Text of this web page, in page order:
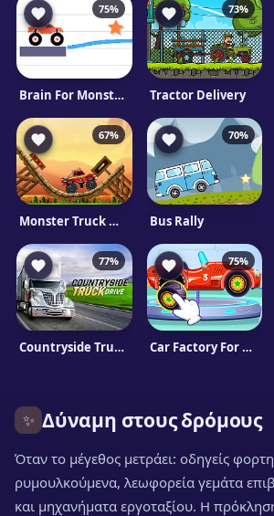
75%
Brain For Monster Truck
73%
Tractor Delivery
67%
Monster Truck Madness
70%
Bus Rally
77%
Countryside Truck Drive
75%
Car Factory For Kids
✨ Δύναμη στους δρόμους
Όταν το μέγεθος μετράει: οδηγείς
ρυμουλκούμενα, λεωφορεία γεμάτα
και μηχανήματα εργοταξίου. Η